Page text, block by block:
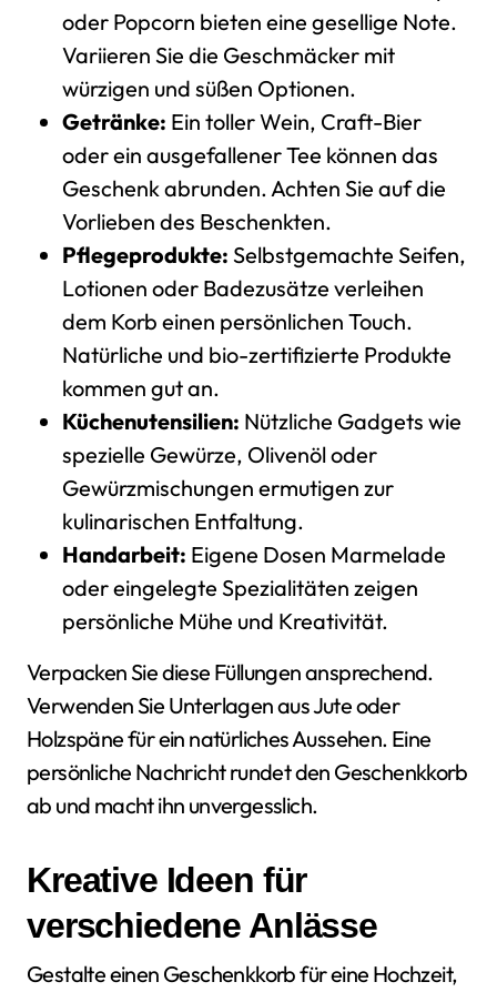
oder Popcorn bieten eine gesellige Note.
Variieren Sie die Geschmäcker mit
würzigen und süßen Optionen.
Getränke: Ein toller Wein, Craft-Bier
oder ein ausgefallener Tee können das
Geschenk abrunden. Achten Sie auf die
Vorlieben des Beschenkten.
Pflegeprodukte: Selbstgemachte Seifen,
Lotionen oder Badezusätze verleihen
dem Korb einen persönlichen Touch.
Natürliche und bio-zertifizierte Produkte
kommen gut an.
Küchenutensilien: Nützliche Gadgets wie
spezielle Gewürze, Olivenöl oder
Gewürzmischungen ermutigen zur
kulinarischen Entfaltung.
Handarbeit: Eigene Dosen Marmelade
oder eingelegte Spezialitäten zeigen
persönliche Mühe und Kreativität.
Verpacken Sie diese Füllungen ansprechend.
Verwenden Sie Unterlagen aus Jute oder
Holzspäne für ein natürliches Aussehen. Eine
persönliche Nachricht rundet den Geschenkkorb
ab und macht ihn unvergesslich.
Kreative Ideen für
verschiedene Anlässe
Gestalte einen Geschenkkorb für eine Hochzeit,